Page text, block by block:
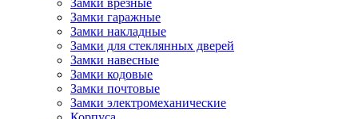
Замки врезные
Замки гаражные
Замки накладные
Замки для стеклянных дверей
Замки навесные
Замки кодовые
Замки почтовые
Замки электромеханические